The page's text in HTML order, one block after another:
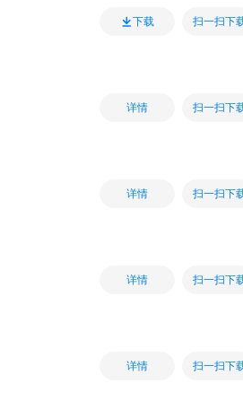
下载 扫一扫下
详情 扫一扫下
详情 扫一扫下
详情 扫一扫下
详情 扫一扫下